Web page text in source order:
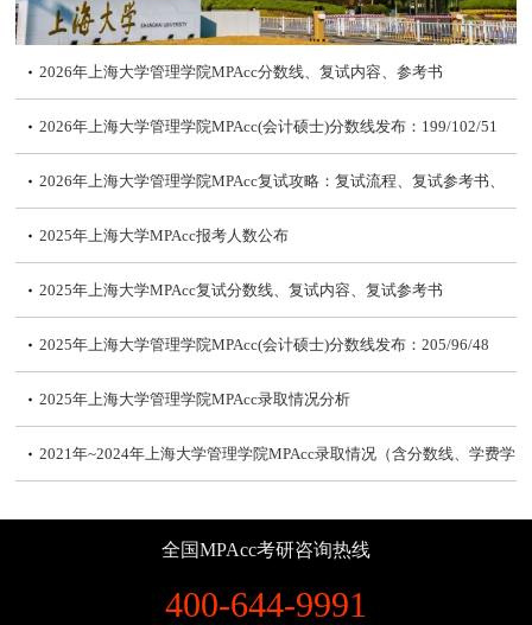
2026年上海大学管理学院MPAcc分数线、复试内容、参考书
2026年上海大学管理学院MPAcc(会计硕士)分数线发布：199/102/51
2026年上海大学管理学院MPAcc复试攻略：复试流程、复试参考书、
分数线
2025年上海大学MPAcc报考人数公布
2025年上海大学MPAcc复试分数线、复试内容、复试参考书
2025年上海大学管理学院MPAcc(会计硕士)分数线发布：205/96/48
2025年上海大学管理学院MPAcc录取情况分析
2021年~2024年上海大学管理学院MPAcc录取情况（含分数线、学费学
2024年上海大学管理学院MPAcc(会计硕士)分数线发布：212/104/52
2024年上海大学管理学院非全日制MPAcc调剂申请条件
全国MPAcc考研咨询热线
400-644-9991